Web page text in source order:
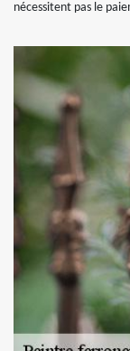
nécessitent pas le